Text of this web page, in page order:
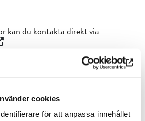
cookies
för att anpassa innehållet
kan du kontakta direkt via